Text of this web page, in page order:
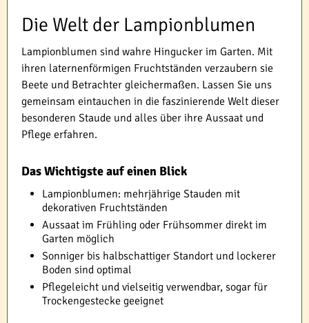
Die Welt der Lampionblumen
Lampionblumen sind wahre Hingucker im Garten. Mit
ihren laternenförmigen Fruchtständen verzaubern sie
Beete und Betrachter gleichermaßen. Lassen Sie uns
gemeinsam eintauchen in die faszinierende Welt dieser
besonderen Staude und alles über ihre Aussaat und
Pflege erfahren.
Das Wichtigste auf einen Blick
Lampionblumen: mehrjährige Stauden mit
dekorativen Fruchtständen
Aussaat im Frühling oder Frühsommer direkt im
Garten möglich
Sonniger bis halbschattiger Standort und lockerer
Boden sind optimal
Pflegeleicht und vielseitig verwendbar, sogar für
Trockengestecke geeignet